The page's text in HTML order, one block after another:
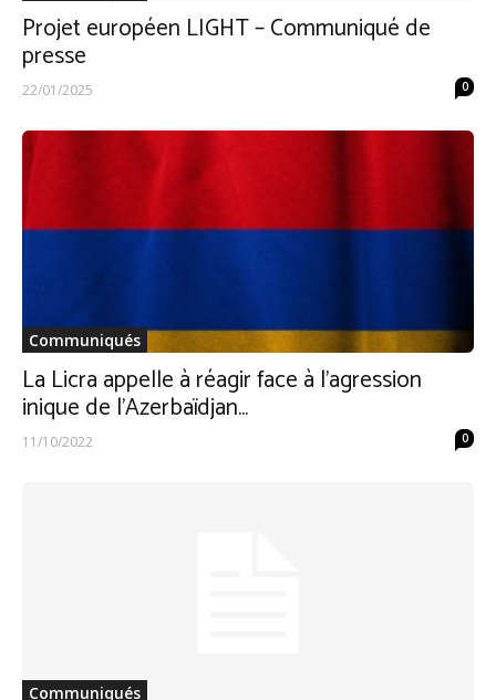
Projet européen LIGHT – Communiqué de
presse
22/01/2025 0
Communiqués
La Licra appelle à réagir face à l’agression
inique de l’Azerbaïdjan...
11/10/2022 0
Communiqués